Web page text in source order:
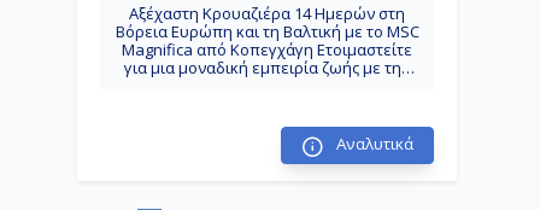
Αξέχαστη Κρουαζιέρα 14 Ημερών στη
Βόρεια Ευρώπη και τη Βαλτική με το MSC
Magnifica από Κοπεγχάγη Ετοιμαστείτε
για μια μοναδική εμπειρία ζωής με την
την όμορφη Κοπεγχάγη, Δανία .
Επιβιβαστείτε στο εντυπωσιακό MSC
Magnifica και ανακαλύψτε τα μαγευτικά
Αναλυτικά